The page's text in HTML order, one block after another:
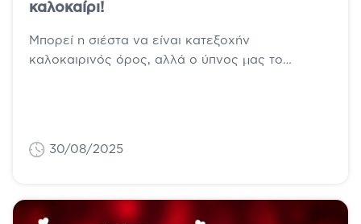
καλοκαίρι!
Μπορεί η σιέστα να είναι κατεξοχήν
καλοκαιρινός όρος, αλλά ο ύπνος μας το
30/08/2025